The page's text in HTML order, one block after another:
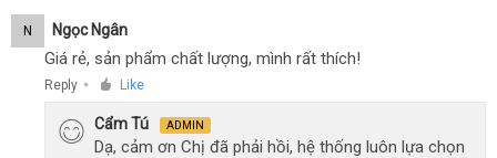
N Ngọc Ngân
Giá rẻ, sản phẩm chất lượng, mình rất thích!
Reply ● Like
Cẩm Tú ADMIN
Dạ, cảm ơn Chị đã phải hồi, hệ thống luôn lựa chọn